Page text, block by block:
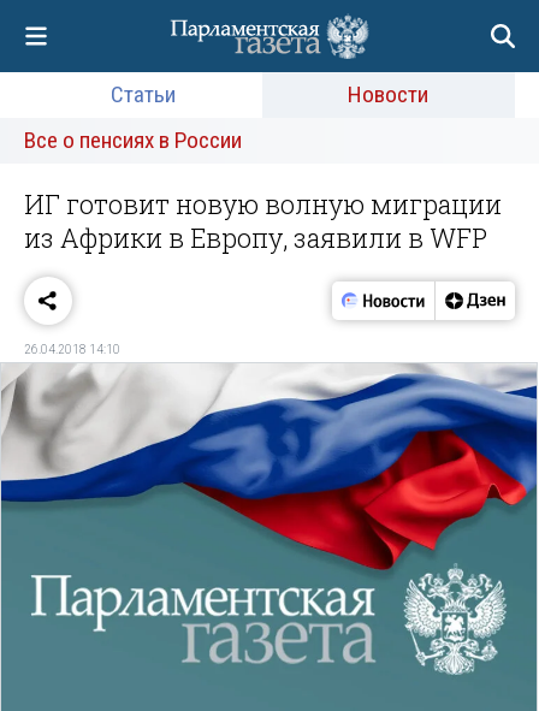
Статьи
Новости
Все о пенсиях в России
ИГ готовит новую волную миграции
из Африки в Европу, заявили в WFP
26.04.2018 14:10